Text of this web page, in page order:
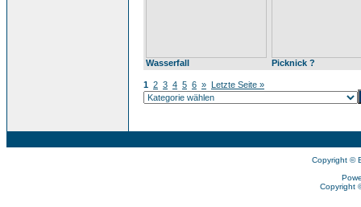
Wasserfall Picknick ?
1 2 3 4 5 6 » Letzte Seite »
Copyright ©
Copyright